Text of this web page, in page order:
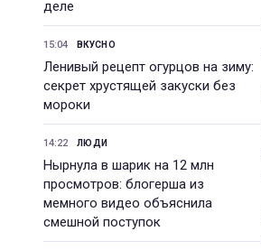
деле
15:04 ВКУСНО
Ленивый рецепт огурцов на зиму:
секрет хрустящей закуски без
мороки
14:22 ЛЮДИ
Нырнула в шарик на 12 млн
просмотров: блогерша из
мемного видео объяснила
смешной поступок